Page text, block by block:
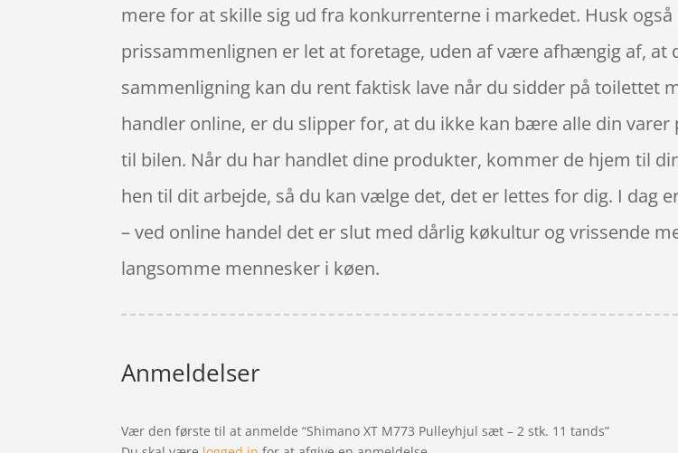
mere for at skille sig ud fra konkurrenterne i markedet. Husk
prissammenlignen er let at foretage, uden af være afhængig af,
sammenligning kan du rent faktisk lave når du sidder på toilettet
handler online, er du slipper for, at du ikke kan bære alle din varer
til bilen. Når du har handlet dine produkter, kommer de hjem til
hen til dit arbejde, så du kan vælge det, det er lettes for dig. I dag
– ved online handel det er slut med dårlig køkultur og vrissende
langsomme mennesker i køen.
Anmeldelser
Vær den første til at anmelde “Shimano XT M773 Pulleyhjul sæt – 2 stk. 11 tands”